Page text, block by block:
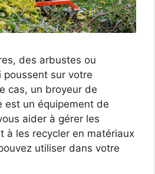
des arbustes ou
poussent sur votre
cas, un broyeur de
est un équipement de
aider à gérer les
à les recycler en matériaux
utiliser dans votre